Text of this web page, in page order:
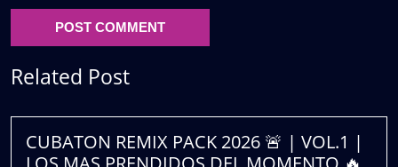
Related Post
CUBATON REMIX PACK 2026 🚨 | VOL.1 |